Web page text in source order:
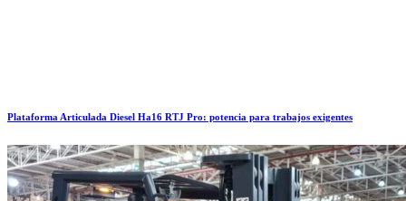
Plataforma Articulada Diesel Ha16 RTJ Pro: potencia para trabajos exigentes